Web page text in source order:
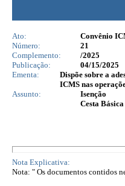
Ato:
Convênio
Número:
21
Complemento:
/2025
Publicação:
04/15/2025
Ementa:
Dispõe sobre a
ICMS nas
Assunto:
Isenção
Cesta Básica
Nota Explicativa:
Nota: " Os documentos contidos